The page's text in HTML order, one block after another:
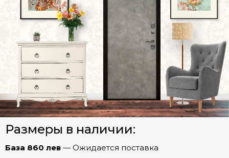
Прага Зеркало МАХ (эмалит Серый)
Прага Зеркало ОПТИМА (эмалит Белый)
Прага Зеркало ПРЕСТИЖ (Капучино)
Прага Бостон (эмаль Арктика)
Прага Графика (эмалит Белый)
Прага Евро 29/Рейне (Эмалит белый)
Прага Мадрид (Беленый дуб)
Прага Рельеф (эмалит Белый)
Прага Роял (Дуб пацифика)
Рельеф
СТАЛЬНЫЕ ДВЕРИ (Распродажа)
Межкомнатные двери
Арки
Фурнитура
Размеры в наличии:
База 860 лев — Ожидается поставка